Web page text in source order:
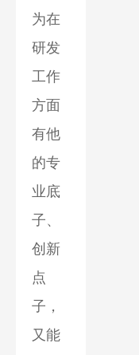
为在
研发
工作
方面
有他
的专
业底
子、
创新
点
子，
又能